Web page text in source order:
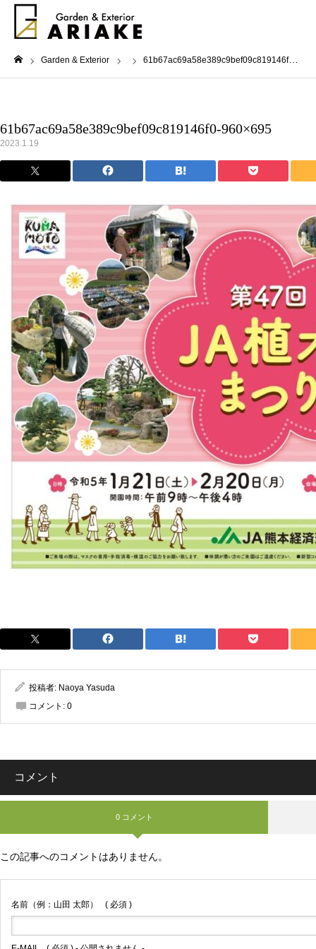
Garden & Exterior 61b67ac69a58e389c9bef09c819146f0-960×695
61b67ac69a58e389c9bef09c819146f0-960×695
2023.1.19
投稿者: Naoya Yasuda
コメント: 0
コメント
0 コメント
この記事へのコメントはありません。
名前（例：山田 太郎） ( 必須 )